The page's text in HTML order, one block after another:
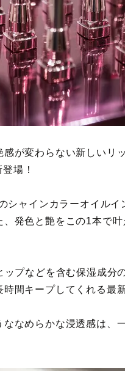
が変わらない新しいリ
場！
ャインカラーオイルイ
発色と艶をこの1本で
プなどを含む保湿成分
間キープしてくれる最
なめらかな浸透感は、